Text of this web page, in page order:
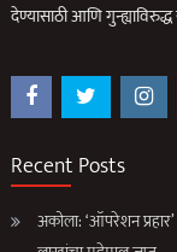
देण्यासाठी आणि
Recent Posts
अकोला: ‘ऑपरेशन